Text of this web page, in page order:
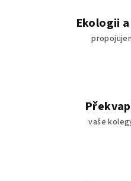
Ekologii
vaše